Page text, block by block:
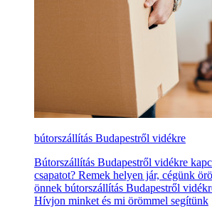
bútorszállítás Budapestről vidékre
Bútorszállítás Budapestről vidékre
csapatot? Remek helyen jár, cégünk
önnek bútorszállítás Budapestről
Hívjon minket és mi örömmel segítünk